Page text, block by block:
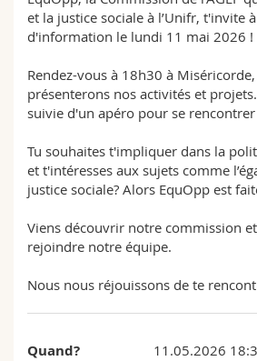
Sciences et médecine
Collaborateurs
Webmail
MyUnifr
et la justice sociale à l’Unifr, t'invite
d'information le lundi 11 mai 2026 !
Rendez-vous à 18h30 à
présenterons nos activités et
suivie d'un apéro pour se
Tu souhaites t'impliquer dans la
et t'intéresses aux sujets comme
justice sociale? Alors EquOpp est
Viens découvrir notre commission
rejoindre notre équipe.
Nous nous réjouissons de te
Quand? 11.05.2026